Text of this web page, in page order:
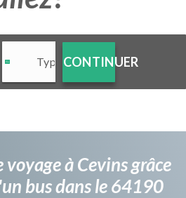
CONTINUER
à Cevins grâce
bus dans le 64190